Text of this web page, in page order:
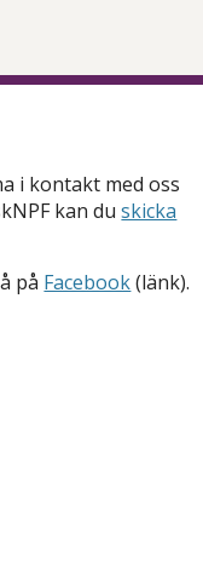
i kontakt med oss
kan duskicka
på Facebook(länk).